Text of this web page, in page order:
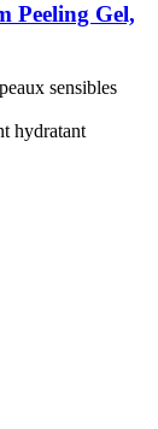
Peeling Gel,
sensibles
hydratant